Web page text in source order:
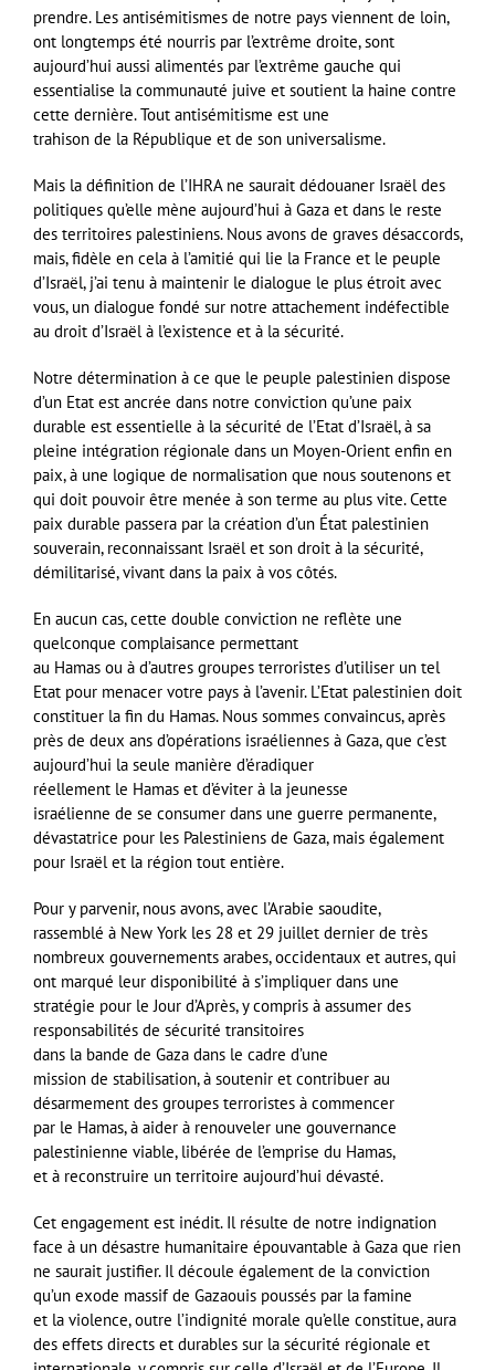
prendre. Les antisémitismes de notre pays viennent de loin,
ont longtemps été nourris par l’extrême droite, sont
aujourd’hui aussi alimentés par l’extrême gauche qui
essentialise la communauté juive et soutient la haine contre
cette dernière. Tout antisémitisme est une
trahison de la République et de son universalisme.
Mais la définition de l’IHRA ne saurait dédouaner Israël des
politiques qu’elle mène aujourd’hui à Gaza et dans le reste
des territoires palestiniens. Nous avons de graves désaccords,
mais, fidèle en cela à l’amitié qui lie la France et le peuple
d’Israël, j’ai tenu à maintenir le dialogue le plus étroit avec
vous, un dialogue fondé sur notre attachement indéfectible
au droit d’Israël à l’existence et à la sécurité.
Notre détermination à ce que le peuple palestinien dispose
d’un Etat est ancrée dans notre conviction qu’une paix
durable est essentielle à la sécurité de l’Etat d’Israël, à sa
pleine intégration régionale dans un Moyen-Orient enfin en
paix, à une logique de normalisation que nous soutenons et
qui doit pouvoir être menée à son terme au plus vite. Cette
paix durable passera par la création d’un État palestinien
souverain, reconnaissant Israël et son droit à la sécurité,
démilitarisé, vivant dans la paix à vos côtés.
En aucun cas, cette double conviction ne reflète une
quelconque complaisance permettant
au Hamas ou à d’autres groupes terroristes d’utiliser un tel
Etat pour menacer votre pays à l’avenir. L’Etat palestinien doit
constituer la fin du Hamas. Nous sommes convaincus, après
près de deux ans d’opérations israéliennes à Gaza, que c’est
aujourd’hui la seule manière d’éradiquer
réellement le Hamas et d’éviter à la jeunesse
israélienne de se consumer dans une guerre permanente,
dévastatrice pour les Palestiniens de Gaza, mais également
pour Israël et la région tout entière.
Pour y parvenir, nous avons, avec l’Arabie saoudite,
rassemblé à New York les 28 et 29 juillet dernier de très
nombreux gouvernements arabes, occidentaux et autres, qui
ont marqué leur disponibilité à s’impliquer dans une
stratégie pour le Jour d’Après, y compris à assumer des
responsabilités de sécurité transitoires
dans la bande de Gaza dans le cadre d’une
mission de stabilisation, à soutenir et contribuer au
désarmement des groupes terroristes à commencer
par le Hamas, à aider à renouveler une gouvernance
palestinienne viable, libérée de l’emprise du Hamas,
et à reconstruire un territoire aujourd’hui dévasté.
Cet engagement est inédit. Il résulte de notre indignation
face à un désastre humanitaire épouvantable à Gaza que rien
ne saurait justifier. Il découle également de la conviction
qu’un exode massif de Gazaouis poussés par la famine
et la violence, outre l’indignité morale qu’elle constitue, aura
des effets directs et durables sur la sécurité régionale et